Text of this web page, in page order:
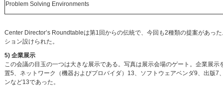
Problem Solving Environments
Center Director’s Roundtableは第1回からの伝統で、今回も2種類の提案があっ
ション設けられた。
5) 企業展示
この会議の目玉の一つは大きな展示である。写真は展示会場のゲート。企業展
置5、ネットワーク（機器およびプロバイダ）13、ソフトウェアベンダ9、出版
ンなど13であった。